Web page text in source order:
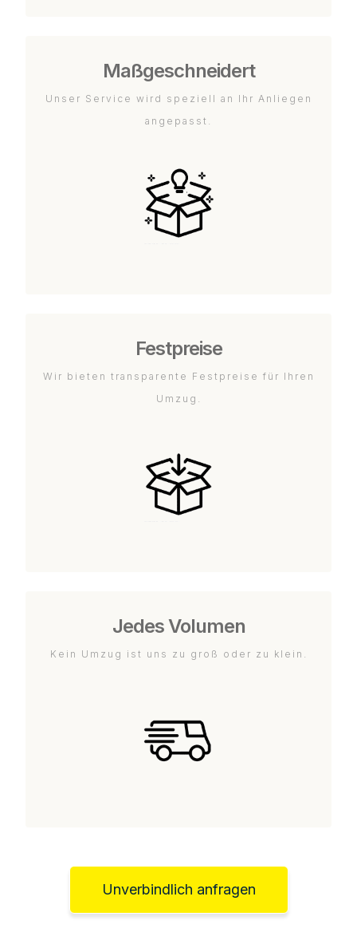
Maßgeschneidert
Unser Service wird speziell an Ihr Anliegen
angepasst.
Festpreise
Wir bieten transparente Festpreise für Ihren
Umzug.
Jedes Volumen
Kein Umzug ist uns zu groß oder zu klein.
Unverbindlich anfragen